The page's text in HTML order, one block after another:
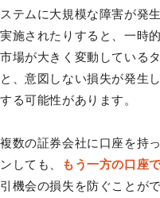
ステムに大規模な障害が発
実施されたりすると、一時
市場が大きく変動している
と、意図しない損失が発生
する可能性があります。
複数の証券会社に口座を持
ンしても、
もう一方の口座
引機会の損失を防ぐことがで